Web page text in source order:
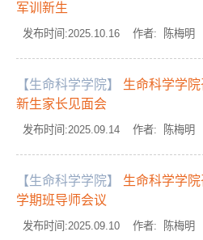
军训新生
发布时间:2025.10.16 作者: 陈梅明
【生命科学学院】
生命科学学
新生家长见面会
发布时间:2025.09.14 作者: 陈梅明
【生命科学学院】
生命科学学
学期班导师会议
发布时间:2025.09.10 作者: 陈梅明